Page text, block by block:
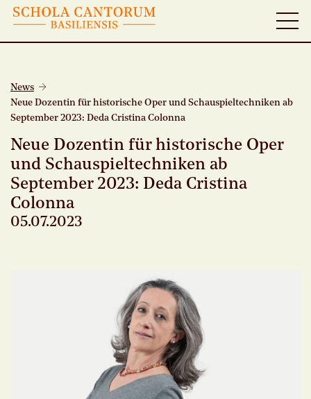
News
Neue Dozentin für historische Oper und Schauspieltechniken ab
September 2023: Deda Cristina Colonna
Neue Dozentin für historische Oper
und Schauspieltechniken ab
September 2023: Deda Cristina
Colonna
05.07.2023